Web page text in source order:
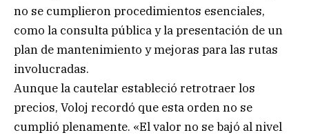
no se cumplieron procedimientos esenciales,
como la consulta pública y la presentación de un
plan de mantenimiento y mejoras para las rutas
involucradas.
Aunque la cautelar estableció retrotraer los
precios, Voloj recordó que esta orden no se
cumplió plenamente. «El valor no se bajó al nivel